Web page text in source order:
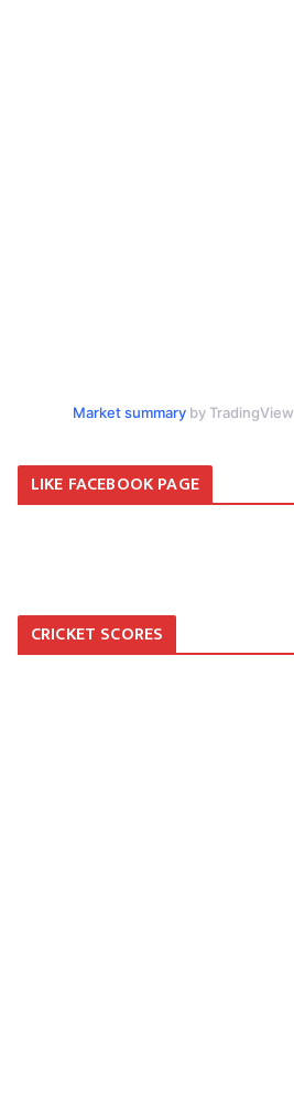
Market summaryby TradingView
LIKE FACEBOOK PAGE
CRICKET SCORES